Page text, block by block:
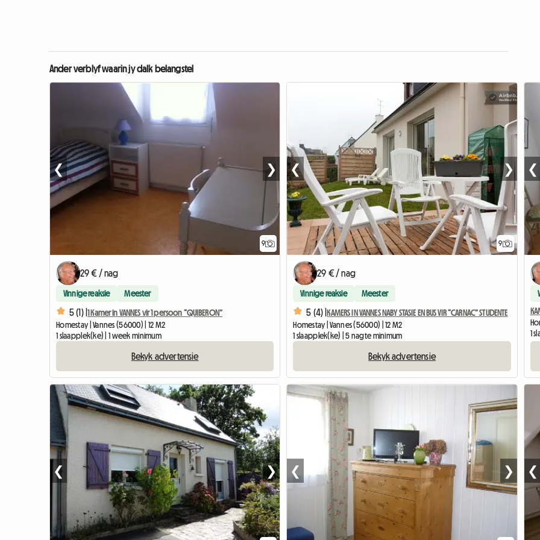
Ander verblyf waarin jy dalk belangstel
9
❮ ❯
29 € / nag
Vinnige reaksie Meester
5 (1) |1 Kamer in VANNES vir 1 persoon “QUIBERON”
Homestay | Vannes (56000) | 12 M2
1 slaapplek(ke) | 1 week minimum
Bekyk advertensie
9
❮ ❯
29 € / nag
Vinnige reaksie Meester
5 (4) |KAMERS IN VANNES NABY STASIE EN BUS VIR “CARNAC” STUDENTE
Homestay | Vannes (56000) | 12 M2
1 slaapplek(ke) | 5 nagte minimum
Bekyk advertensie
❮
1
❮ ❯ ❮ ❯ ❮